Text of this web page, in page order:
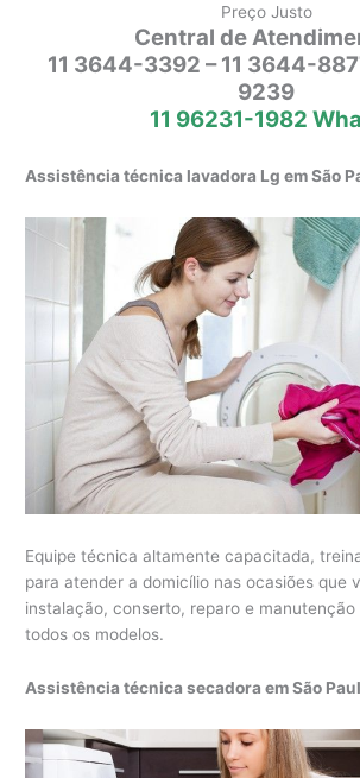
Preço Justo
Central de
11 3644-3392 – 11 3644-
9239
11 96231-1982
Assistência técnica lavadora Lg em São
Equipe técnica altamente capacitada,
para atender a domicílio nas ocasiões que
instalação, conserto, reparo e manutenção
todos os modelos.
Assistência técnica secadora em São